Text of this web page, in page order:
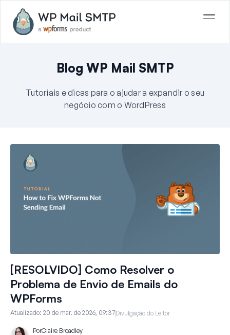
Blog WP Mail SMTP
Tutoriais e dicas para o ajudar a expandir o seu
negócio com o WordPress
[RESOLVIDO] Como Resolver o
Problema de Envio de Emails do
WPForms
Atualizado: 20 de mar. de 2026, 09:37Divulgação do Leitor
PorClaire Broadley